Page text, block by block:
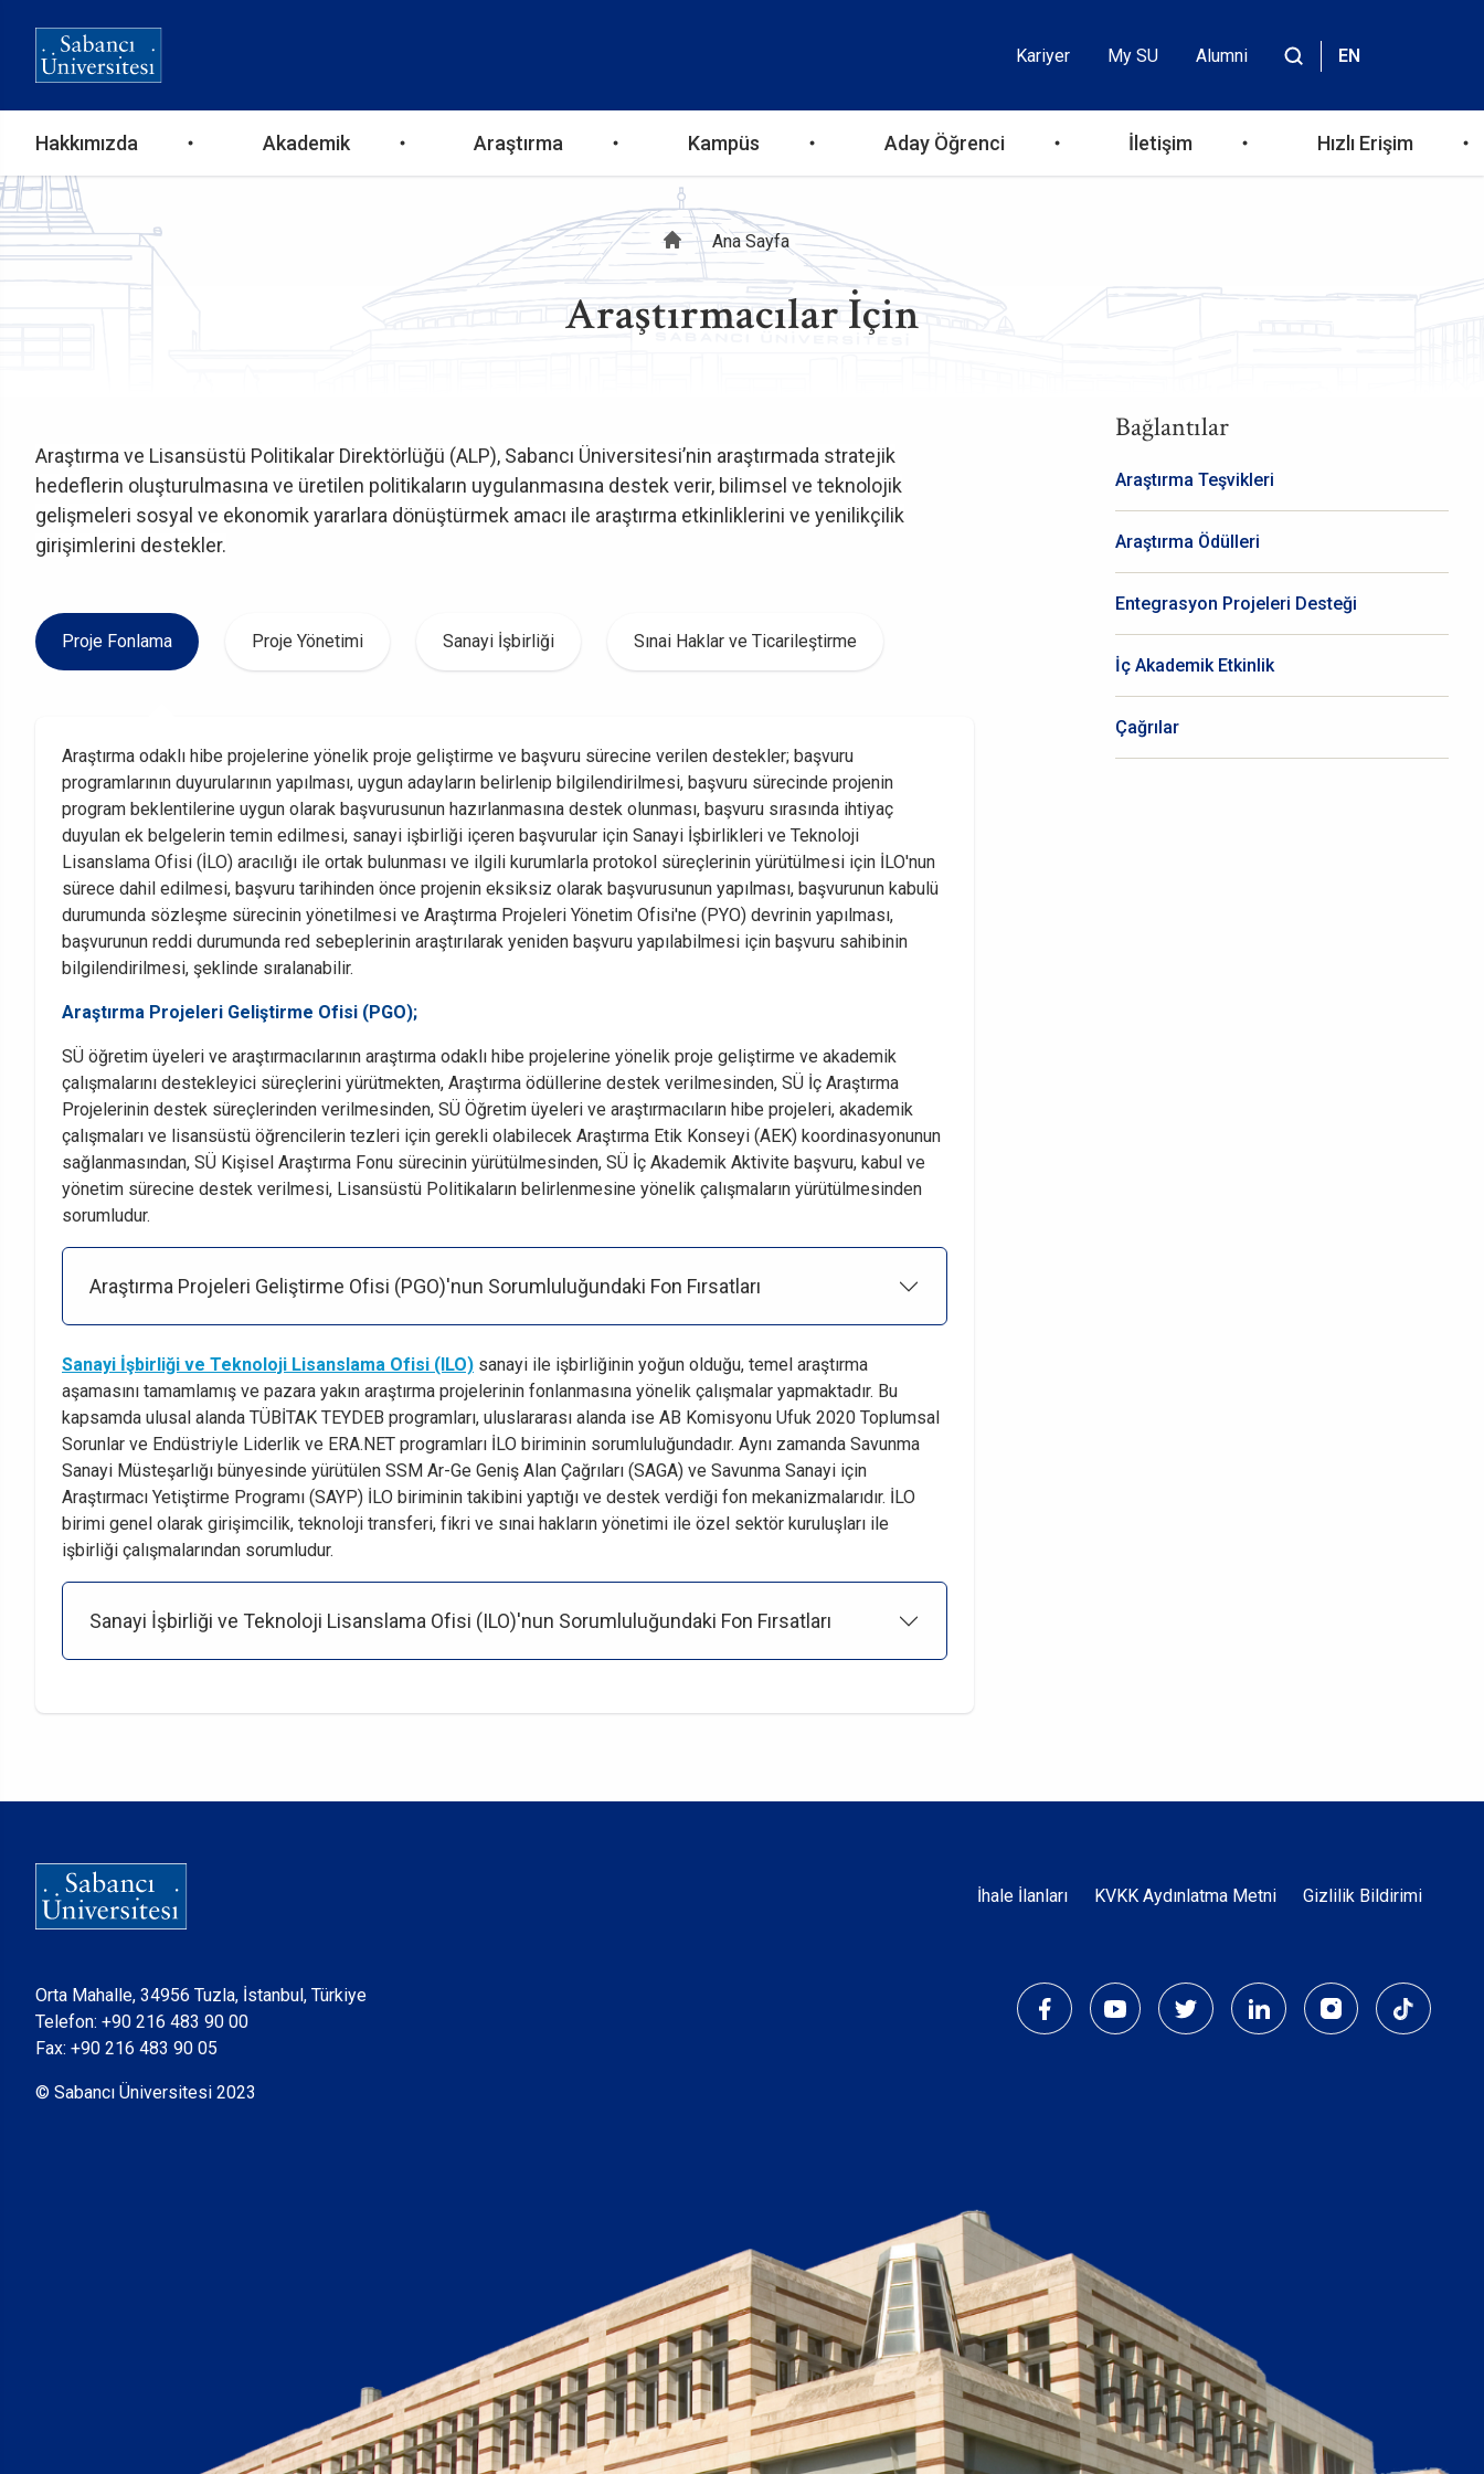
Header
Top
Kariyer My SU
Alumni
EN
Ana
gezinti
menüsü
Hakkımızda Akademik Araştırma Kampüs Aday Öğrenci İletişim Hızlı Erişim
Sayfa
yolu
Ana Sayfa
Araştırmacılar İçin
Araştırma ve Lisansüstü Politikalar Direktörlüğü (ALP), Sabancı Üniversitesi’nin araştırmada stratejik
hedeflerin oluşturulmasına ve üretilen politikaların uygulanmasına destek verir, bilimsel ve teknolojik
gelişmeleri sosyal ve ekonomik yararlara dönüştürmek amacı ile araştırma etkinliklerini ve yenilikçilik
girişimlerini destekler.
Proje Fonlama Proje Yönetimi Sanayi İşbirliği Sınai Haklar ve Ticarileştirme
Araştırma odaklı hibe projelerine yönelik proje geliştirme ve başvuru sürecine verilen destekler; başvuru
programlarının duyurularının yapılması, uygun adayların belirlenip bilgilendirilmesi, başvuru sürecinde projenin
program beklentilerine uygun olarak başvurusunun hazırlanmasına destek olunması, başvuru sırasında ihtiyaç
duyulan ek belgelerin temin edilmesi, sanayi işbirliği içeren başvurular için Sanayi İşbirlikleri ve Teknoloji
Lisanslama Ofisi (İLO) aracılığı ile ortak bulunması ve ilgili kurumlarla protokol süreçlerinin yürütülmesi için İLO'nun
sürece dahil edilmesi, başvuru tarihinden önce projenin eksiksiz olarak başvurusunun yapılması, başvurunun kabulü
durumunda sözleşme sürecinin yönetilmesi ve Araştırma Projeleri Yönetim Ofisi'ne (PYO) devrinin yapılması,
başvurunun reddi durumunda red sebeplerinin araştırılarak yeniden başvuru yapılabilmesi için başvuru sahibinin
bilgilendirilmesi, şeklinde sıralanabilir.
Araştırma Projeleri Geliştirme Ofisi (PGO);
SÜ öğretim üyeleri ve araştırmacılarının araştırma odaklı hibe projelerine yönelik proje geliştirme ve akademik
çalışmalarını destekleyici süreçlerini yürütmekten, Araştırma ödüllerine destek verilmesinden, SÜ İç Araştırma
Projelerinin destek süreçlerinden verilmesinden, SÜ Öğretim üyeleri ve araştırmacıların hibe projeleri, akademik
çalışmaları ve lisansüstü öğrencilerin tezleri için gerekli olabilecek Araştırma Etik Konseyi (AEK) koordinasyonunun
sağlanmasından, SÜ Kişisel Araştırma Fonu sürecinin yürütülmesinden, SÜ İç Akademik Aktivite başvuru, kabul ve
yönetim sürecine destek verilmesi, Lisansüstü Politikaların belirlenmesine yönelik çalışmaların yürütülmesinden
sorumludur.
Araştırma Projeleri Geliştirme Ofisi (PGO)'nun Sorumluluğundaki Fon Fırsatları
Sanayi İşbirliği ve Teknoloji Lisanslama Ofisi (ILO) sanayi ile işbirliğinin yoğun olduğu, temel araştırma
aşamasını tamamlamış ve pazara yakın araştırma projelerinin fonlanmasına yönelik çalışmalar yapmaktadır. Bu
kapsamda ulusal alanda TÜBİTAK TEYDEB programları, uluslararası alanda ise AB Komisyonu Ufuk 2020 Toplumsal
Sorunlar ve Endüstriyle Liderlik ve ERA.NET programları İLO biriminin sorumluluğundadır. Aynı zamanda Savunma
Sanayi Müsteşarlığı bünyesinde yürütülen SSM Ar-Ge Geniş Alan Çağrıları (SAGA) ve Savunma Sanayi için
Araştırmacı Yetiştirme Programı (SAYP) İLO biriminin takibini yaptığı ve destek verdiği fon mekanizmalarıdır. İLO
birimi genel olarak girişimcilik, teknoloji transferi, fikri ve sınai hakların yönetimi ile özel sektör kuruluşları ile
işbirliği çalışmalarından sorumludur.
Sanayi İşbirliği ve Teknoloji Lisanslama Ofisi (ILO)'nun Sorumluluğundaki Fon Fırsatları
Bağlantılar
Araştırma Teşvikleri
Araştırma Ödülleri
Entegrasyon Projeleri Desteği
İç Akademik Etkinlik
Çağrılar
Dipnot
İhale İlanları KVKK Aydınlatma Metni Gizlilik Bildirimi
Orta Mahalle, 34956 Tuzla, İstanbul, Türkiye
Telefon: +90 216 483 90 00
Fax: +90 216 483 90 05
© Sabancı Üniversitesi 2023